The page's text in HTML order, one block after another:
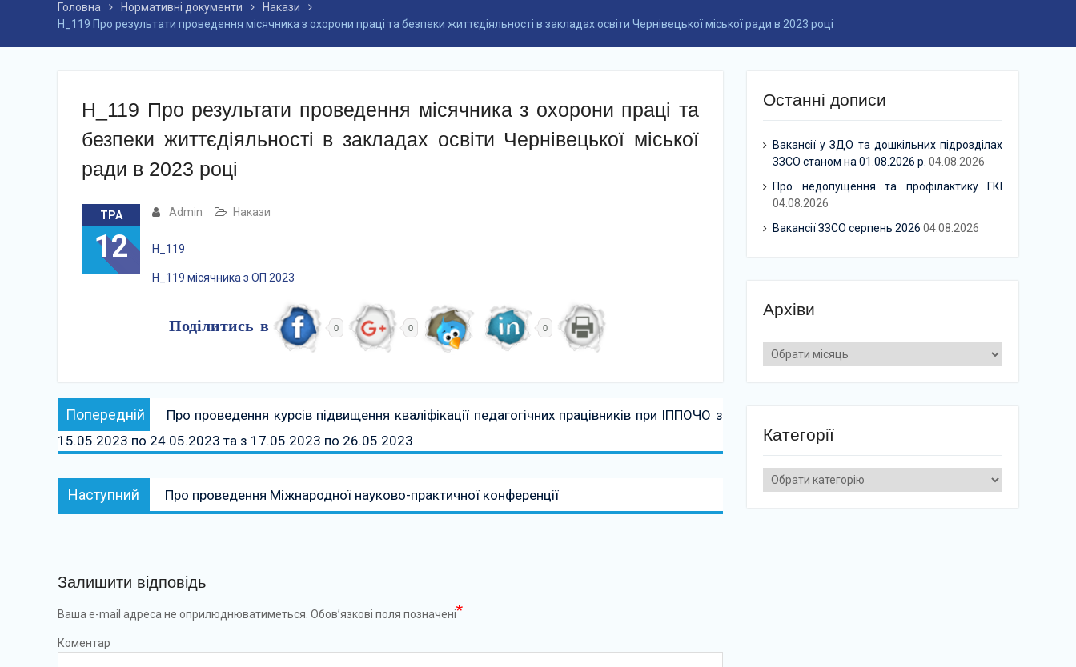
Головна Нормативні документи
Накази
Н_119 Про результати проведення місячника з охорони праці та безпеки життєдіяльності в закладах освіти Чернівецької міської ради в 2023 році
Н_119 Про результати проведення місячника з охорони праці та
безпеки життєдіяльності в закладах освіти Чернівецької міської
ради в 2023 році
ТРА
12
Admin Накази
Н_119
Н_119 місячника з ОП 2023
Поділитись в 0 0 0
Навігація
записів
Попередній Попередній:
Про проведення курсів підвищення кваліфікації педагогічних працівників при ІППОЧО з
15.05.2023 по 24.05.2023 та з 17.05.2023 по 26.05.2023
Наступний Наступний:
Про проведення Міжнародної науково-практичної конференції
Залишити відповідь
Ваша e-mail адреса не оприлюднюватиметься. Обов’язкові поля позначені*
Коментар
Останні дописи
Вакансії у ЗДО та дошкільних підрозділах
ЗЗСО станом на 01.08.2026 р. 04.08.2026
Про недопущення та профілактику ГКІ
04.08.2026
Вакансії ЗЗСО серпень 2026 04.08.2026
Архіви
Архіви
Категорії
Категорії